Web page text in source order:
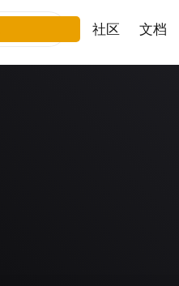
社区 文档